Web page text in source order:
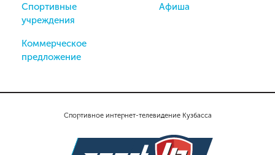
Спортивное интернет-телевидение Кузбасса
Спортивные
учреждения
Коммерческое
предложение
Афиша